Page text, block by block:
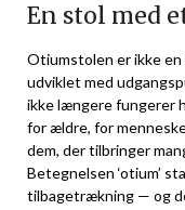
En stol med
Otiumstolen er ikke
udviklet med
ikke længere fungerer
for ældre, for
dem, der tilbringer
Betegnelsen ‘otium’
tilbagetrækning — og